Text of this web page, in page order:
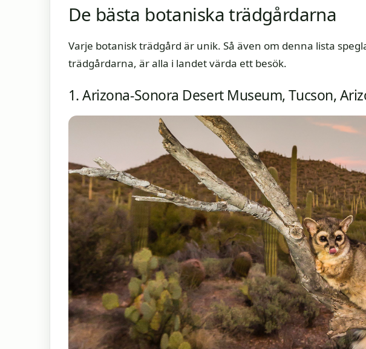
De bästa botaniska trädgårdarna
Varje botanisk trädgård är unik. Så även om denna lista
trädgårdarna, är alla i landet värda ett besök.
1. Arizona-Sonora Desert Museum, Tucson,